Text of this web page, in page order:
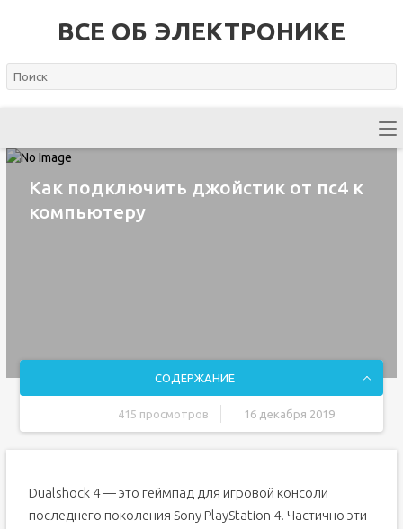
ВСЕ ОБ ЭЛЕКТРОНИКЕ
Как подключить джойстик от пс4 к
компьютеру
СОДЕРЖАНИЕ
415 просмотров 16 декабря 2019
Специальный софт
Подключение контроллера через USB
Dualshock 4 — это геймпад для игровой консоли
последнего поколения Sony PlayStation 4. Частично эти